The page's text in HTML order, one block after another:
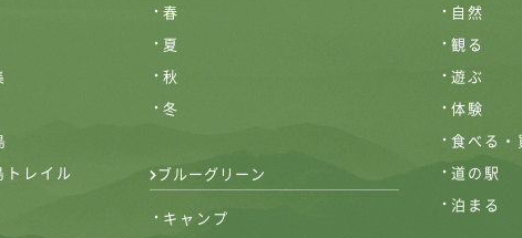
トレイル
春
夏
秋
冬
ブルーグリーン
キャンプ
自然
観る
遊ぶ
体験
食べる・
道の駅
泊まる